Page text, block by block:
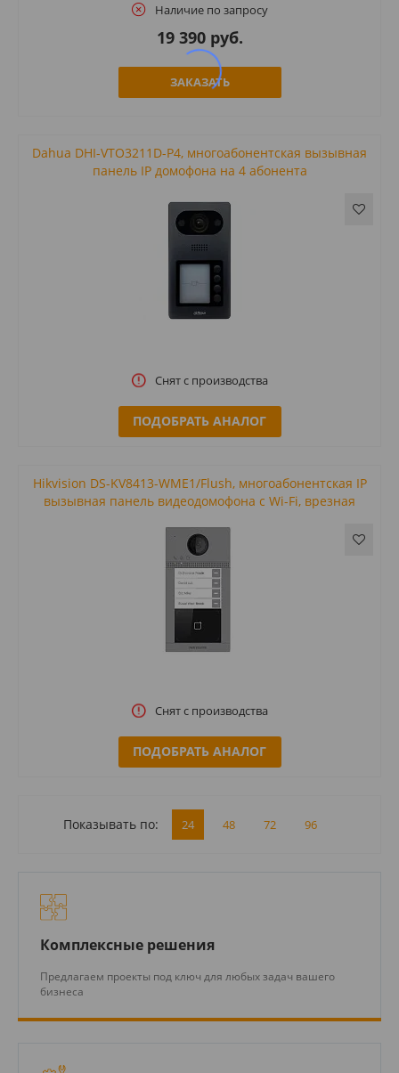
Наличие по запросу
19 390 руб.
ЗАКАЗАТЬ
Dahua DHI-VTO3211D-P4, многоабонентская вызывная
панель IP домофона на 4 абонента
Снят с производства
ПОДОБРАТЬ АНАЛОГ
Hikvision DS-KV8413-WME1/Flush, многоабонентская IP
вызывная панель видеодомофона с Wi-Fi, врезная
Снят с производства
ПОДОБРАТЬ АНАЛОГ
Показывать по: 24 48 72 96
Комплексные решения
Предлагаем проекты под ключ для любых задач вашего
бизнеса